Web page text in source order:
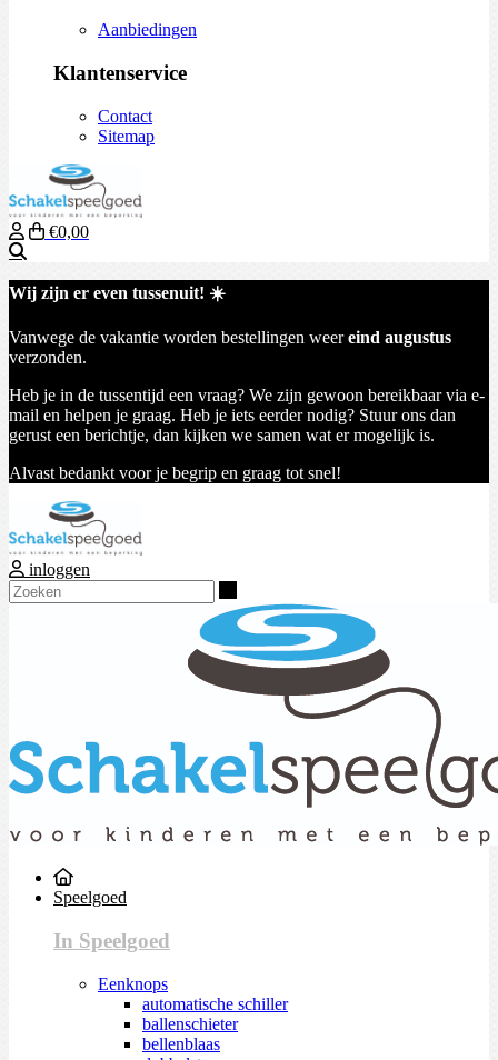
Aanbiedingen
Klantenservice
Contact
Sitemap
€0,00
Wij zijn er even tussenuit! ☀️
Vanwege de vakantie worden bestellingen weereind augustus
verzonden.
Heb je in de tussentijd een vraag? We zijn gewoon bereikbaar via e-
mail en helpen je graag. Heb je iets eerder nodig? Stuur ons dan
gerust een berichtje, dan kijken we samen wat er mogelijk is.
Alvast bedankt voor je begrip en graag tot snel!
inloggen
Speelgoed
In Speelgoed
Eenknops
automatische schiller
ballenschieter
bellenblaas